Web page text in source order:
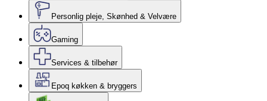
Personlig pleje, Skønhed & Velvære
Gaming
Services & tilbehør
Epoq køkken & bryggers